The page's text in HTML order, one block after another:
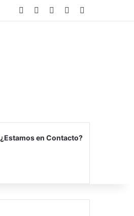
Facebook Flickr Vimeo
¿Estamos en Contacto?